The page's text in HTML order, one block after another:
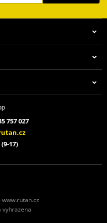
757 027
17)
vyhrazena